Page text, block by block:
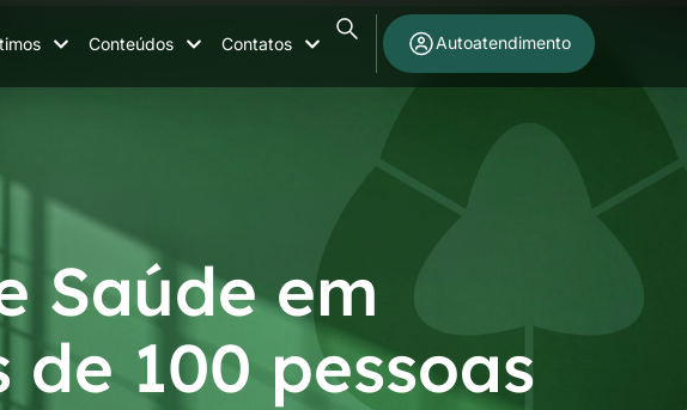
Conteúdos Contatos Autoatendimento
Saúde em
100 pessoas